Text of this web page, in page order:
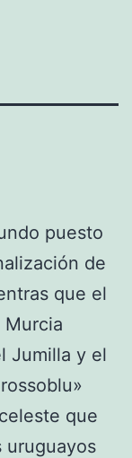
puesto
de
que el
Murcia
Jumilla y el
que
uruguayos